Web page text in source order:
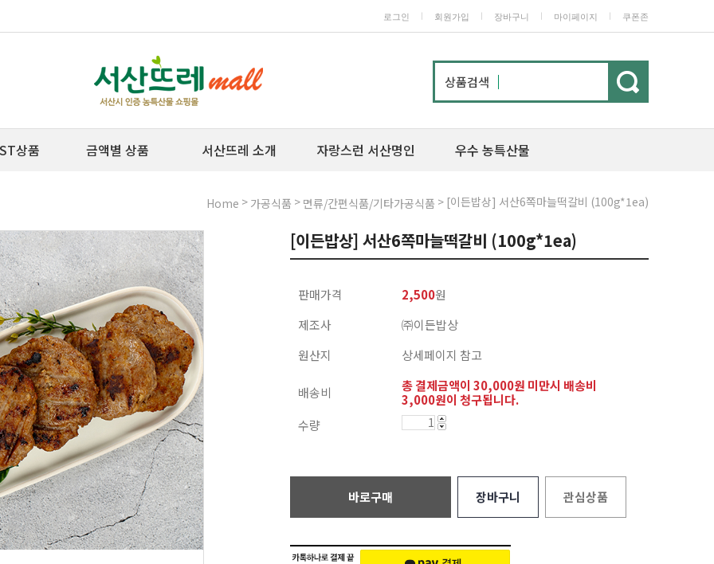
로그인 회원가입 장바구니 마이페이지 쿠폰존
상품검색
상품 금액별 상품 서산뜨레 소개 자랑스런 서산명인 우수 농특산물
Home > 가공식품 > 면류/간편식품/기타가공식품 > [이든밥상] 서산6쪽마늘떡갈비 (100g*1ea)
[이든밥상] 서산6쪽마늘떡갈비 (100g*1ea)
판매가격 2,500원
제조사
㈜이든밥상
원산지
상세페이지 참고
배송비
총 결제금액이 30,000원 미만시 배송비
3,000원이 청구됩니다.
수량
바로구매 장바구니 관심상품